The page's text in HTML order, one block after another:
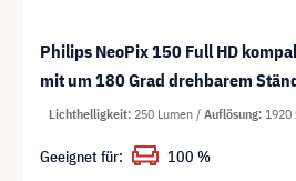
Philips NeoPix 150 Full HD
mit um 180 Grad drehbarem
Lichthelligkeit 250 Lumen Auflösung 1920
Geeignet für: 100 %